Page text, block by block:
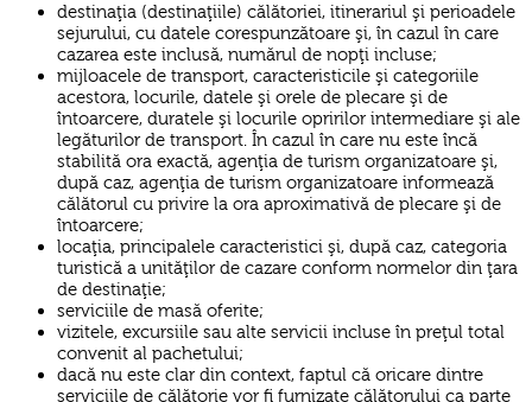
destinaţia (destinaţiile) călătoriei, itinerariul şi perioadele
sejurului, cu datele corespunzătoare şi, în cazul în care
cazarea este inclusă, numărul de nopţi incluse;
mijloacele de transport, caracteristicile şi categoriile
acestora, locurile, datele şi orele de plecare şi de
întoarcere, duratele şi locurile opririlor intermediare şi ale
legăturilor de transport. În cazul în care nu este încă
stabilită ora exactă, agenţia de turism organizatoare şi,
după caz, agenţia de turism organizatoare informează
călătorul cu privire la ora aproximativă de plecare şi de
întoarcere;
locaţia, principalele caracteristici şi, după caz, categoria
turistică a unităţilor de cazare conform normelor din ţara
de destinaţie;
serviciile de masă oferite;
vizitele, excursiile sau alte servicii incluse în preţul total
convenit al pachetului;
dacă nu este clar din context, faptul că oricare dintre
serviciile de călătorie vor fi furnizate călătorului ca parte